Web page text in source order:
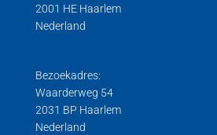
2001 HE Haarlem
Nederland
Bezoekadres:
Waarderweg 54
2031 BP Haarlem
Nederland